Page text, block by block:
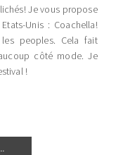
Je vous propose
Unis : Coachella!
peoples. Cela fait
côté mode. Je
!